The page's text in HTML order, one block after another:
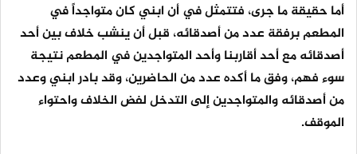
أما حقيقة ما جرى، فتتمثل في أن ابني كان متواجداً في
المطعم برفقة عدد من أصدقائه، قبل أن ينشب خلاف بين أحد
أصدقائه مع أحد أقاربنا وأحد المتواجدين في المطعم نتيجة
سوء فهم، وفق ما أكده عدد من الحاضرين، وقد بادر ابني وعدد
من أصدقائه والمتواجدين إلى التدخل لفض الخلاف واحتواء
الموقف.